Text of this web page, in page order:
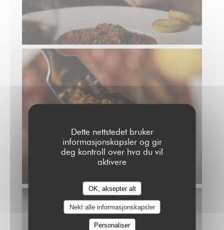
Dette nettstedet bruker
informasjonskapsler og gir
deg kontroll over hva du vil
aktivere
OK, aksepter alt
Nekt alle informasjonskapsler
Personaliser
BAFFO